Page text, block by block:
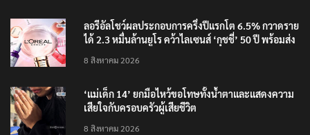
ลอรีอัลโชว์ผลประกอบการครึ่งปีแรกโต 6.5% กวาดราย
ได้ 2.3 หมื่นล้านยูโร คว้าไลเซนส์ ‘กุชชี่’ 50 ปี พร้อมส่ง
8 สิงหาคม 2026
‘แม่เด็ก 14’ ยกมือไหว้ขอโทษทั้งน้ำตาและแสดงความ
เสียใจกับครอบครัวผู้เสียชีวิต
8 สิงหาคม 2026